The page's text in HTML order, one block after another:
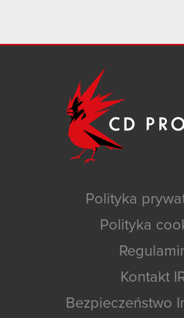
Polityka
Polityka
Kontakt
Bezpieczeństwo